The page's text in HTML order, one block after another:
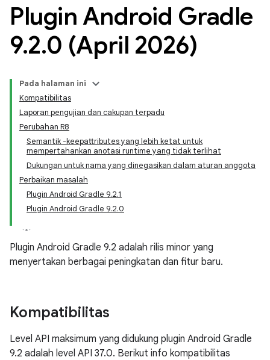
Plugin Android Gradle
9.2.0 (April 2026)
Pada halaman ini
Kompatibilitas
Laporan pengujian dan cakupan terpadu
Perubahan R8
Semantik -keepattributes yang lebih ketat untuk
mempertahankan anotasi runtime yang tidak terlihat
Dukungan untuk nama yang dinegasikan dalam aturan anggota
Perbaikan masalah
Plugin Android Gradle 9.2.1
Plugin Android Gradle 9.2.0
Plugin Android Gradle 9.2 adalah rilis minor yang
menyertakan berbagai peningkatan dan fitur baru.
Kompatibilitas
Level API maksimum yang didukung plugin Android Gradle
9.2 adalah level API 37.0. Berikut info kompatibilitas